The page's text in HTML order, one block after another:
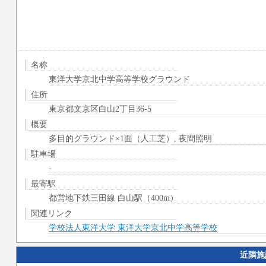
名称
東洋大学京北中学高等学校グラウンド
住所
東京都文京区白山2丁目36-5
概要
多目的グラウンド×1面（人工芝）, 夜間照明
駐車場
-
最寄駅
都営地下鉄三田線 白山駅（400m）
関連リンク
学校法人東洋大学 東洋大学京北中学高等学校
近隣